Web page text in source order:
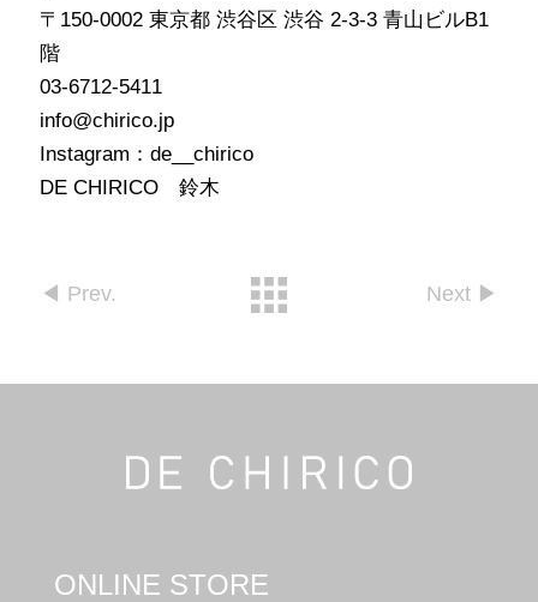
〒150-0002 東京都 渋谷区 渋谷 2-3-3 青山ビルB1
階
03-6712-5411
info@chirico.jp
Instagram：de__chirico
DE CHIRICO 鈴木
◀︎ Prev. Next ▶︎︎
ONLINE STORE